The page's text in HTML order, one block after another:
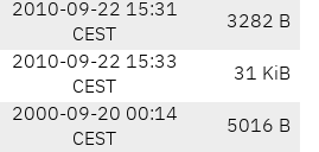
2010-09-22 15:31
CEST
3282 B
2010-09-22 15:33
CEST
31 KiB
2000-09-20 00:14
CEST
5016 B